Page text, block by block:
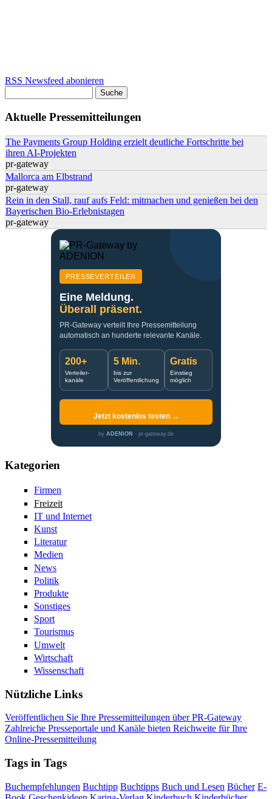
RSS Newsfeed abonieren
Aktuelle Pressemitteilungen
The Payments Group Holding erzielt deutliche Fortschritte bei
ihren AI-Projekten
pr-gateway
Mallorca am Elbstrand
pr-gateway
Rein in den Stall, rauf aufs Feld: mitmachen und genießen bei den
Bayerischen Bio-Erlebnistagen
pr-gateway
PRESSEVERTEILER
Eine Meldung.
Überall präsent.
PR-Gateway verteilt Ihre Pressemitteilung
automatisch an hunderte relevante Kanäle.
200+
Verteiler-
kanäle
5 Min.
bis zur
Veröffentlichung
Gratis
Einstieg
möglich
Jetzt kostenlos testen →
by ADENION · pr-gateway.de
Kategorien
Firmen
Freizeit
IT und Internet
Kunst
Literatur
Medien
News
Politik
Produkte
Sonstiges
Sport
Tourismus
Umwelt
Wirtschaft
Wissenschaft
Nützliche Links
Veröffentlichen Sie Ihre Pressemitteilungen über PR-Gateway
Zahlreiche Presseportale und Kanäle bieten Reichweite für Ihre
Online-Pressemitteilung
Tags in Tags
Buchempfehlungen Buchtipp Buchtipps Buch und Lesen Bücher E-